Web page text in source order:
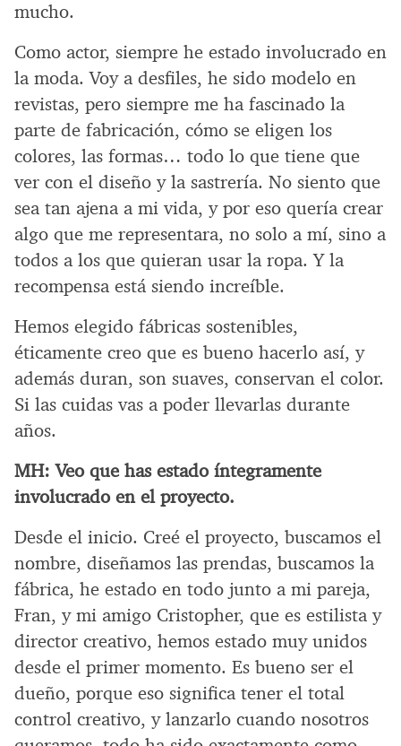
mucho.
Como actor, siempre he estado involucrado en
la moda. Voy a desfiles, he sido modelo en
revistas, pero siempre me ha fascinado la
parte de fabricación, cómo se eligen los
colores, las formas… todo lo que tiene que
ver con el diseño y la sastrería. No siento que
sea tan ajena a mi vida, y por eso quería crear
algo que me representara, no solo a mí, sino a
todos a los que quieran usar la ropa. Y la
recompensa está siendo increíble.
Hemos elegido fábricas sostenibles,
éticamente creo que es bueno hacerlo así, y
además duran, son suaves, conservan el color.
Si las cuidas vas a poder llevarlas durante
años.
MH: Veo que has estado íntegramente
involucrado en el proyecto.
Desde el inicio. Creé el proyecto, buscamos el
nombre, diseñamos las prendas, buscamos la
fábrica, he estado en todo junto a mi pareja,
Fran, y mi amigo Cristopher, que es estilista y
director creativo, hemos estado muy unidos
desde el primer momento. Es bueno ser el
dueño, porque eso significa tener el total
control creativo, y lanzarlo cuando nosotros